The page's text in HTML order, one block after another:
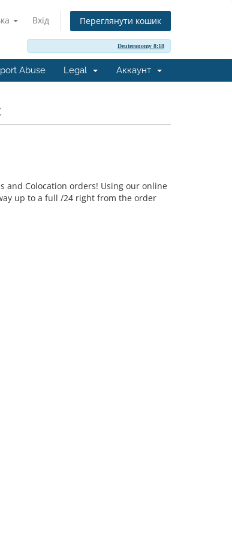
Вхід Переглянути кошик
Deuteronomy 8:18
Abuse Legal Аккаунт
and Colocation orders! Using our online
up to a full /24 right from the order